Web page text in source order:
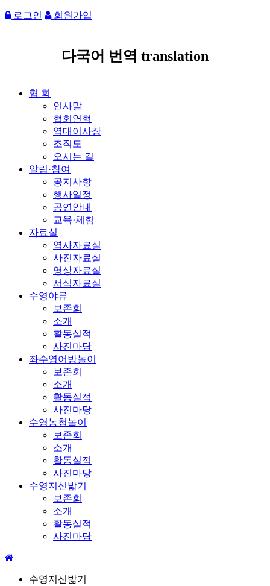
로그인 회원가입
다국어 번역 translation
협 회
인사말
협회연혁
역대이사장
조직도
오시는 길
알림·참여
공지사항
행사일정
공연안내
교육·체험
자료실
역사자료실
사진자료실
영상자료실
서식자료실
수영야류
보존회
소개
활동실적
사진마당
좌수영어방놀이
보존회
소개
활동실적
사진마당
수영농청놀이
보존회
소개
활동실적
사진마당
수영지신밟기
보존회
소개
활동실적
사진마당
수영지신밟기